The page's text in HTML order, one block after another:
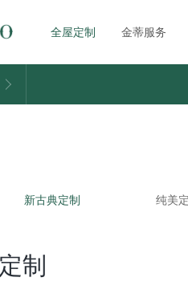
全屋定制 金蒂服务
新古典定制 纯美
制